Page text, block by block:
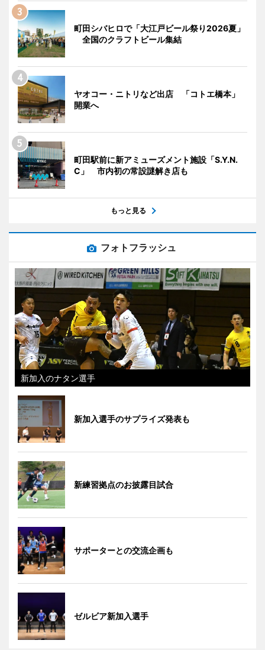
町田シバヒロで「大江戸ビール祭り2026夏」
全国のクラフトビール集結
ヤオコー・ニトリなど出店 「コトエ橋本」
開業へ
町田駅前に新アミューズメント施設「S.Y.N.
C」 市内初の常設謎解き店も
もっと見る
フォトフラッシュ
新加入のナタン選手
新加入選手のサプライズ発表も
新練習拠点のお披露目試合
サポーターとの交流企画も
ゼルビア新加入選手